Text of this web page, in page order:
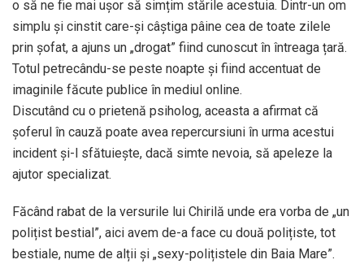
o să ne fie mai ușor să simțim stările acestuia. Dintr-un om
simplu și cinstit care-și câștiga pâine cea de toate zilele
prin șofat, a ajuns un „drogat” fiind cunoscut în întreaga țară.
Totul petrecându-se peste noapte și fiind accentuat de
imaginile făcute publice în mediul online.
Discutând cu o prietenă psiholog, aceasta a afirmat că
șoferul în cauză poate avea repercursiuni în urma acestui
incident și-l sfătuiește, dacă simte nevoia, să apeleze la
ajutor specializat.
Făcând rabat de la versurile lui Chirilă unde era vorba de „un
polițist bestial”, aici avem de-a face cu două polițiste, tot
bestiale, nume de alții și „sexy-polițistele din Baia Mare”.